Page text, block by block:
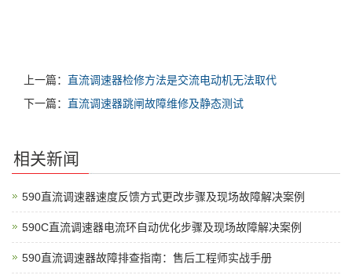
上一篇： 直流调速器检修方法是交流电动机无法取代
下一篇： 直流调速器跳闸故障维修及静态测试
相关新闻
590直流调速器速度反馈方式更改步骤及现场故障解决案例
590C直流调速器电流环自动优化步骤及现场故障解决案例
590直流调速器故障排查指南：售后工程师实战手册